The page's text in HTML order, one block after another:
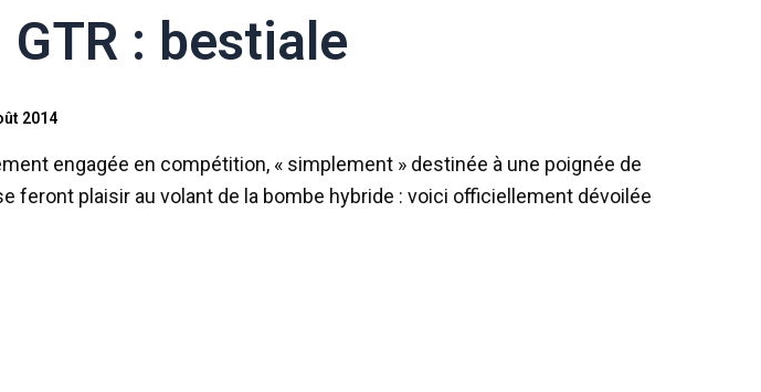
: bestiale
2014
engagée en compétition, « simplement » destinée à une poignée de
feront plaisir au volant de la bombe hybride : voici officiellement dévoilée